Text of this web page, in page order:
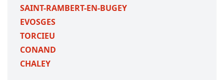
SAINT-RAMBERT-EN-BUGEY
EVOSGES
TORCIEU
CONAND
CHALEY